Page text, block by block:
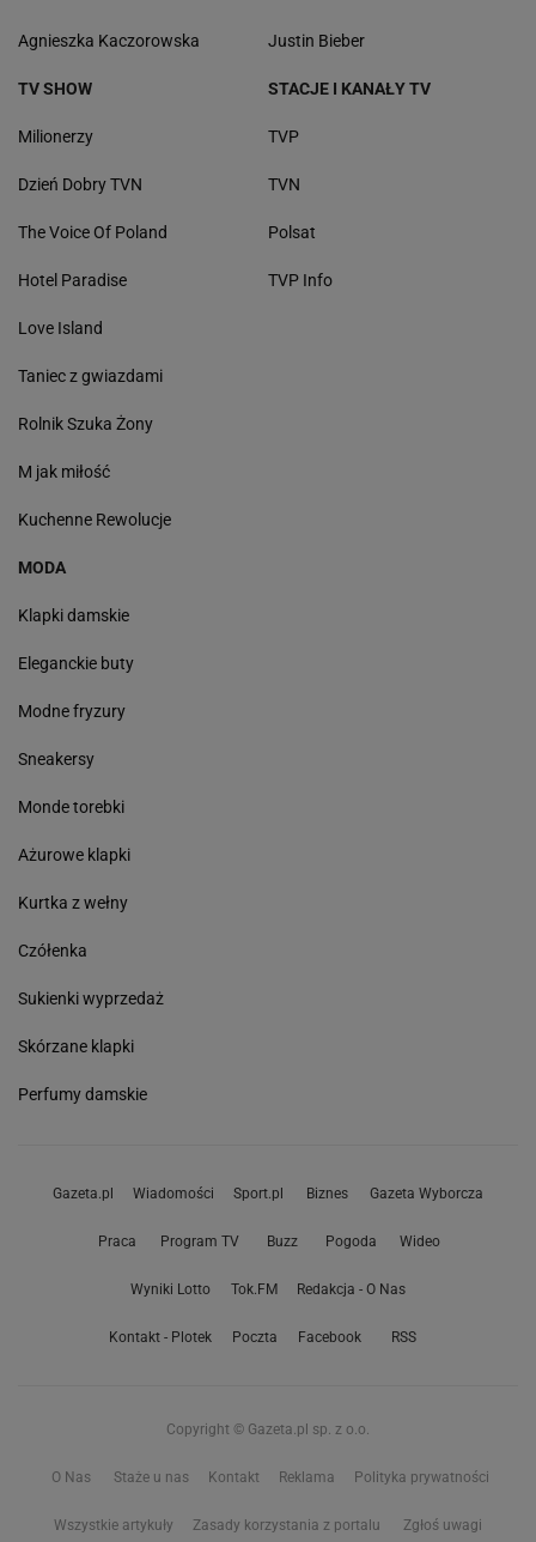
Agnieszka Kaczorowska Justin Bieber
TV SHOW
Milionerzy
Dzień Dobry TVN
The Voice Of Poland
Hotel Paradise
Love Island
Taniec z gwiazdami
Rolnik Szuka Żony
M jak miłość
Kuchenne Rewolucje
STACJE I KANAŁY TV
TVP
TVN
Polsat
TVP Info
MODA
Klapki damskie
Eleganckie buty
Modne fryzury
Sneakersy
Monde torebki
Ażurowe klapki
Kurtka z wełny
Czółenka
Sukienki wyprzedaż
Skórzane klapki
Perfumy damskie
Gazeta.pl Wiadomości Sport.pl Biznes Gazeta Wyborcza
Praca Program TV Buzz Pogoda Wideo
Wyniki Lotto Tok.FM Redakcja - O Nas
Kontakt - Plotek Poczta Facebook RSS
Copyright © Gazeta.pl sp. z o.o.
O Nas Staże u nas Kontakt Reklama Polityka prywatności
Wszystkie artykuły Zasady korzystania z portalu Zgłoś uwagi